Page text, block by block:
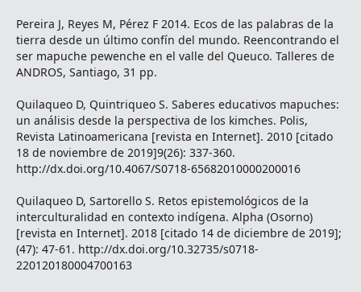
Pereira J, Reyes M, Pérez F 2014. Ecos de las palabras de la
tierra desde un último confín del mundo. Reencontrando el
ser mapuche pewenche en el valle del Queuco. Talleres de
ANDROS, Santiago, 31 pp.
Quilaqueo D, Quintriqueo S. Saberes educativos mapuches:
un análisis desde la perspectiva de los kimches. Polis,
Revista Latinoamericana [revista en Internet]. 2010 [citado
18 de noviembre de 2019]9(26): 337-360.
http://dx.doi.org/10.4067/S0718-65682010000200016
Quilaqueo D, Sartorello S. Retos epistemológicos de la
interculturalidad en contexto indígena. Alpha (Osorno)
[revista en Internet]. 2018 [citado 14 de diciembre de 2019];
(47): 47-61. http://dx.doi.org/10.32735/s0718-
220120180004700163